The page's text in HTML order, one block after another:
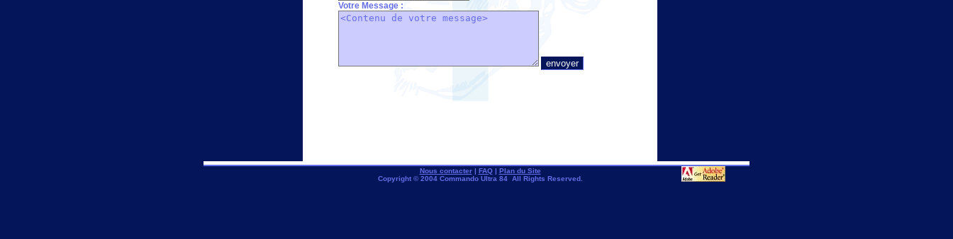
Votre Message :
Nous contacter| FAQ| Plan du Site
Copyright © 2004 Commando Ultra 84 All Rights Reserved.